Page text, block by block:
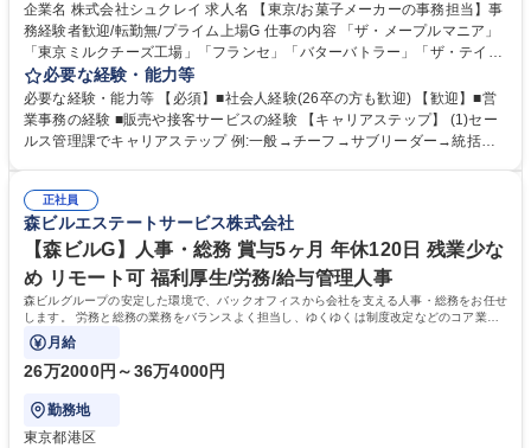
企業名 株式会社シュクレイ 求人名 【東京/お菓子メーカーの事務担当】事
務経験者歓迎/転勤無/プライム上場G 仕事の内容 「ザ・メープルマニア」
「東京ミルクチーズ工場」「フランセ」「バターバトラー」「ザ・テイラ
ー」「DROOLY」等のブランドを多数展開する当社にて、オリジナル菓子
ブランド商品の事務業務をお任せいたします。 【具体的な業務内容】 ■店
舗からの発注受付/PC入力業務 ■受電対応(社内/社外) ■商品のマスター登
録 ■日々の売上抽出・報告 ■提携企業への書類送付業務 ■契約書管理業務
必要な経験・能力等
必要な経験・能力等 【必須】■社会人経験(26卒の方も歓迎) 【歓迎】■営
業事務の経験 ■販売や接客サービスの経験 【キャリアステップ】 (1)セー
ルス管理課でキャリアステップ 例:一般→チーフ→サブリーダー→統括リ
や個別面談を通してご自身のキャリアと向き合っていただき、会社として
もバックアップしていきます。 学歴・資格 学歴：大学院 大学 高専 短大
専修学校 高校 語学力： 資格：
正社員
森ビルエステートサービス株式会社
【森ビルG】人事・総務 賞与5ヶ月 年休120日 残業少な
め リモート可 福利厚生/労務/給与管理人事
森ビルグループの安定した環境で、バックオフィスから会社を支える人事・総務をお任せ
します。 労務と総務の業務をバランスよく担当し、ゆくゆくは制度改定などのコア業務
にも挑戦できる、やりがいある環境です。
月給
26万2000円～36万4000円
勤務地
東京都港区